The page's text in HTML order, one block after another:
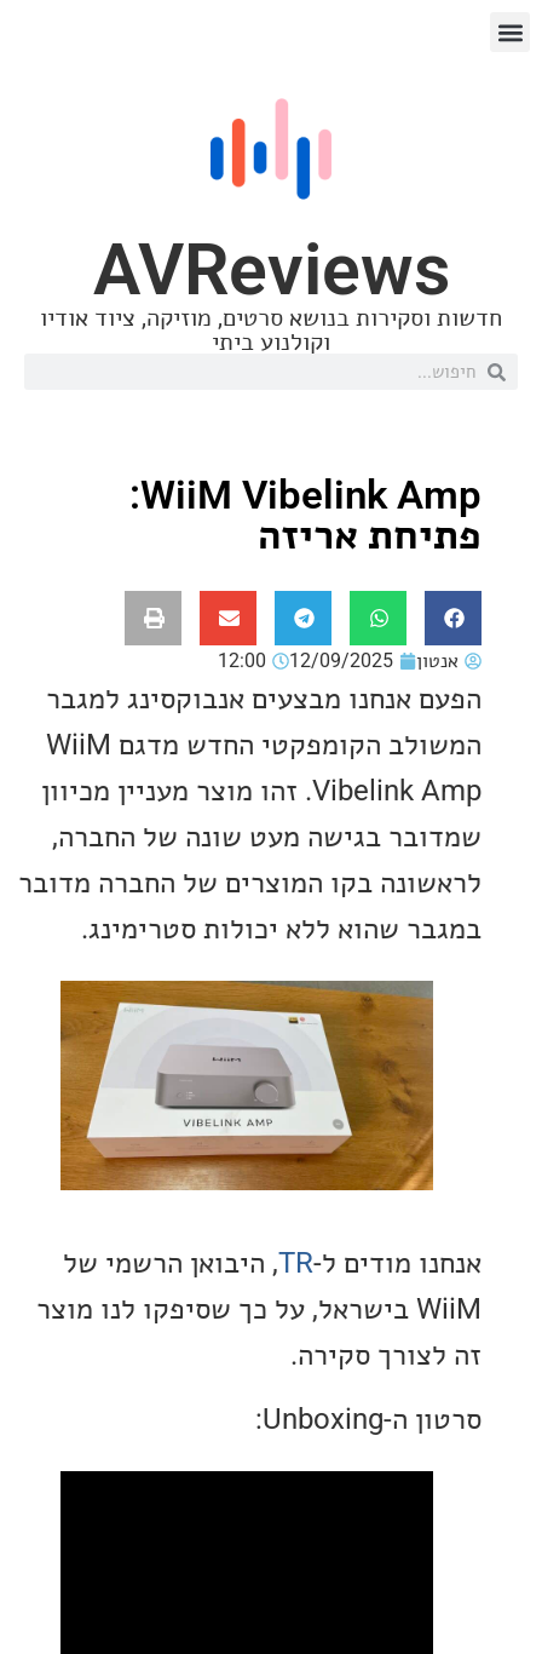
בנושא סרטים, מוזיקה, ציוד אודיו
וקולנוע ביתי
WiiM Vibelink Amp:
אריזה
12/09/2025
12:00
אנחנו מבצעים אנבוקסינג למגבר
המשולב הקומפקטי החדש מדגם WiiM
Vibelink Amp. זהו מוצר מעניין מכיוון
בגישה מעט שונה של החברה,
בקו המוצרים של החברה מדובר
שהוא ללא יכולות סטרימינג.
מודים ל-TR, היבואן הרשמי של
WiiM בישראל, על כך שסיפקו לנו מוצר
סקירה.